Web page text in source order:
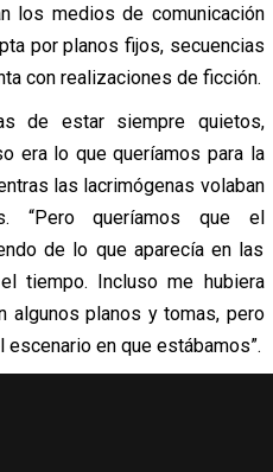
los medios de comunicación
por planos fijos, secuencias
con realizaciones de ficción.
de estar siempre quietos,
era lo que queríamos para la
las lacrimógenas volaban
“Pero queríamos que el
de lo que aparecía en las
tiempo. Incluso me hubiera
algunos planos y tomas, pero
en que estábamos”.